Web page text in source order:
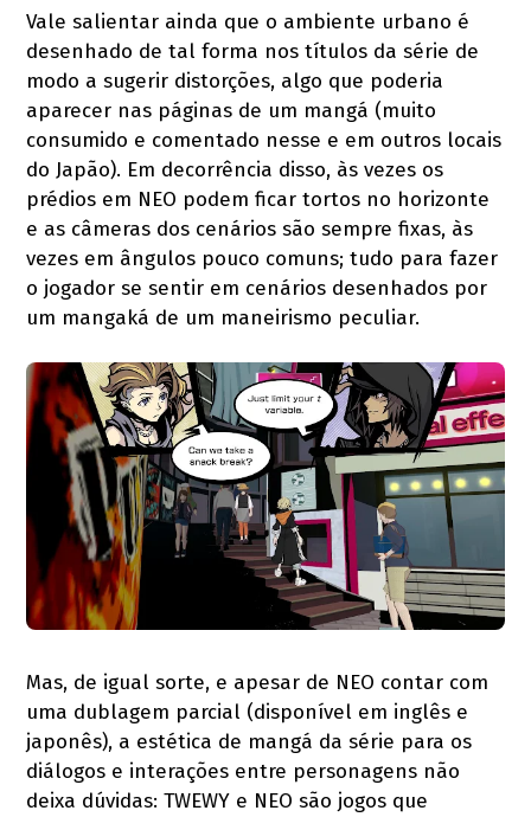
Vale salientar ainda que o ambiente urbano é
desenhado de tal forma nos títulos da série de
modo a sugerir distorções, algo que poderia
aparecer nas páginas de um mangá (muito
consumido e comentado nesse e em outros locais
do Japão). Em decorrência disso, às vezes os
prédios em NEO podem ficar tortos no horizonte
e as câmeras dos cenários são sempre fixas, às
vezes em ângulos pouco comuns; tudo para fazer
o jogador se sentir em cenários desenhados por
um mangaká de um maneirismo peculiar.
Mas, de igual sorte, e apesar de NEO contar com
uma dublagem parcial (disponível em inglês e
japonês), a estética de mangá da série para os
diálogos e interações entre personagens não
deixa dúvidas: TWEWY e NEO são jogos que